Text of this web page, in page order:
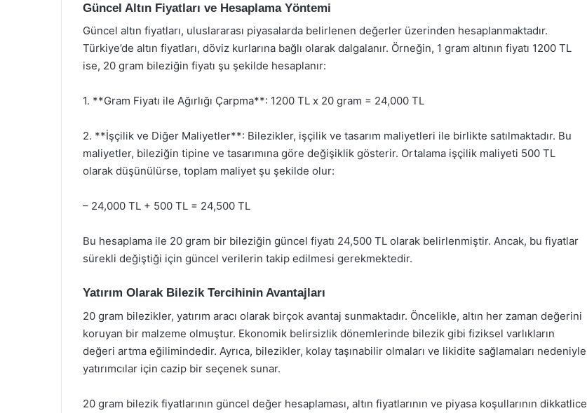
Güncel Altın Fiyatları ve Hesaplama Yöntemi
Güncel altın fiyatları, uluslararası piyasalarda belirlenen değerler üzerinden hesaplanmaktadır.
Türkiye’de altın fiyatları, döviz kurlarına bağlı olarak dalgalanır. Örneğin, 1 gram altının fiyatı 1200 TL
ise, 20 gram bileziğin fiyatı şu şekilde hesaplanır:
1. **Gram Fiyatı ile Ağırlığı Çarpma**: 1200 TL x 20 gram = 24,000 TL
2. **İşçilik ve Diğer Maliyetler**: Bilezikler, işçilik ve tasarım maliyetleri ile birlikte satılmaktadır. Bu
maliyetler, bileziğin tipine ve tasarımına göre değişiklik gösterir. Ortalama işçilik maliyeti 500 TL
olarak düşünülürse, toplam maliyet şu şekilde olur:
– 24,000 TL + 500 TL = 24,500 TL
Bu hesaplama ile 20 gram bir bileziğin güncel fiyatı 24,500 TL olarak belirlenmiştir. Ancak, bu fiyatlar
sürekli değiştiği için güncel verilerin takip edilmesi gerekmektedir.
Yatırım Olarak Bilezik Tercihinin Avantajları
20 gram bilezikler, yatırım aracı olarak birçok avantaj sunmaktadır. Öncelikle, altın her zaman değerini
koruyan bir malzeme olmuştur. Ekonomik belirsizlik dönemlerinde bilezik gibi fiziksel varlıkların
değeri artma eğilimindedir. Ayrıca, bilezikler, kolay taşınabilir olmaları ve likidite sağlamaları nedeniyle
yatırımcılar için cazip bir seçenek sunar.
20 gram bilezik fiyatlarının güncel değer hesaplaması, altın fiyatlarının ve piyasa koşullarının dikkatlice